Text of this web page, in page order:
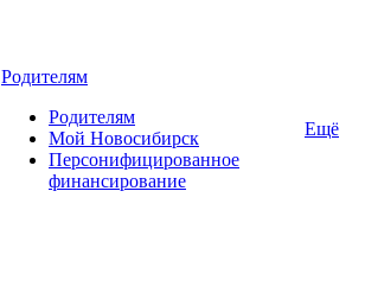
Родителям
Родителям
Мой Новосибирск
Персонифицированное
финансирование
Ещё